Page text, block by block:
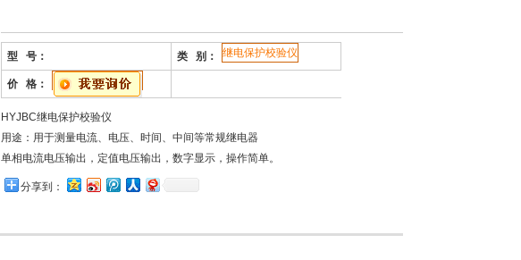
型 号： 类 别： 继电保护校验仪
价 格：
HYJBC继电保护校验仪
用途：用于测量电流、电压、时间、中间等常规继电器
单相电流电压输出，定值电压输出，数字显示，操作简单。
分享到：